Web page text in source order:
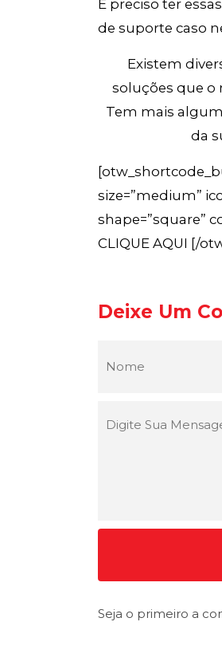
É preciso ter
de suporte caso
Existem
soluções que o
Tem mais
da
size=”medium”
shape=”square”
CLIQUE AQUI [/
Deixe Um
Seja o primeiro a